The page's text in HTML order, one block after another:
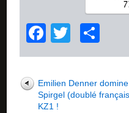
Facebook
Twitter
Emilien Denner
Spirgel (doublé
KZ1 !